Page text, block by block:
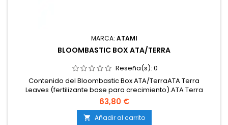
MARCA: ATAMI
BLOOMBASTIC BOX ATA/TERRA
Reseña(s): 0
Contenido del Bloombastic Box ATA/TerraATA Terra
Leaves (fertilizante base para crecimiento).ATA Terra
Max (fertilizante base para floración).ATA
Rootfast (estimulador de raíces).ATA Bloom
Stimulator (acelerador de
63,80 €
 Añadir al carrito